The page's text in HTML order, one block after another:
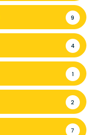
9
4
1
2
7